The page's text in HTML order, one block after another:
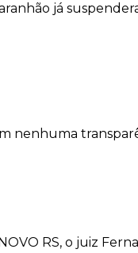
já
nenhuma
RS, o juiz